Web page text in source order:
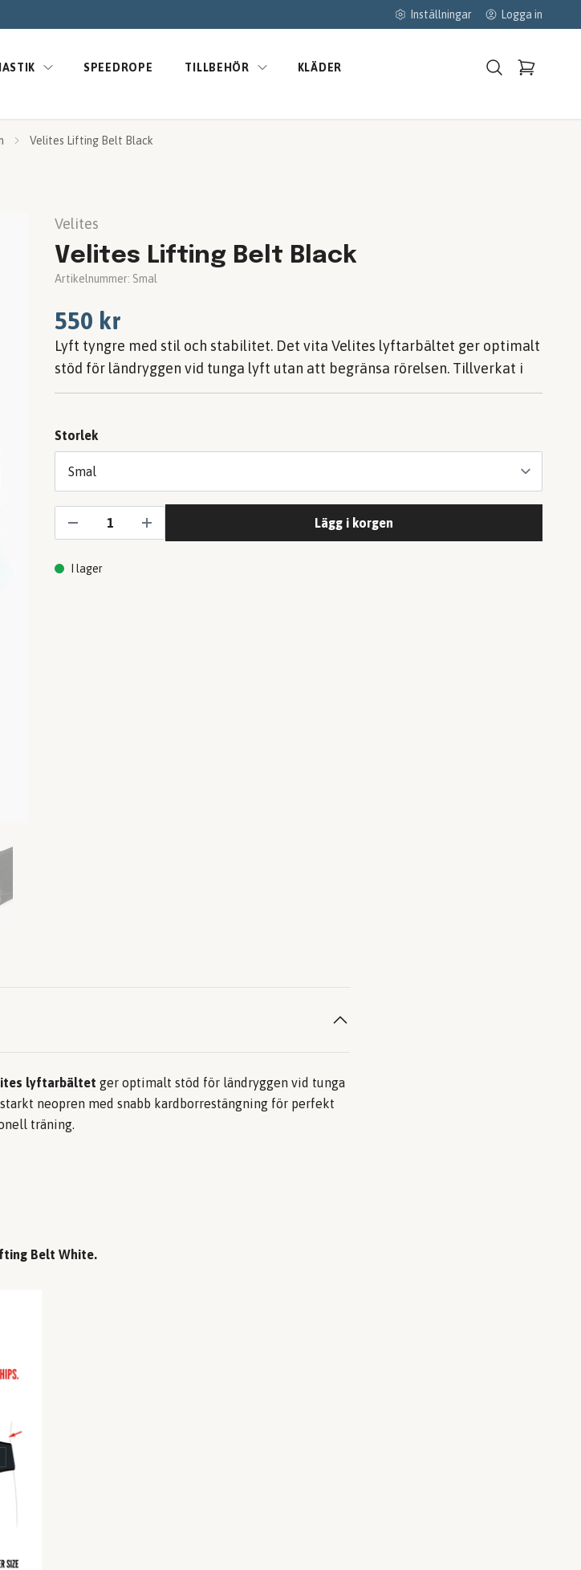
Inställningar Logga in
SPEEDROPE TILLBEHÖR KLÄDER
Velites Lifting Belt Black
Velites
Velites Lifting Belt Black
Artikelnummer: Smal
550 kr
Lyft tyngre med stil och stabilitet. Det vita Velites lyftarbältet ger optimalt
stöd för ländryggen vid tunga lyft utan att begränsa rörelsen. Tillverkat i
Storlek
Lägg i korgen
I lager
lyftarbältet ger optimalt stöd för ländryggen vid tunga
neopren med snabb kardborrestängning för perfekt
träning.
Belt White.